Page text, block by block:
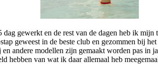
gewerkt en de rest van de dagen heb ik
geweest in de beste club en gezommen bij
andere modellen zijn gemaakt worden pas in
hebben van wat ik daar allemaal heb